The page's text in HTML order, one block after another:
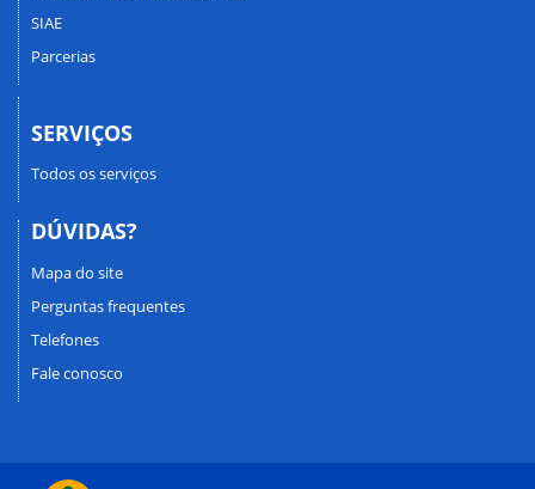
SIAE
Parcerias
SERVIÇOS
Todos os serviços
DÚVIDAS?
Mapa do site
Perguntas frequentes
Telefones
Fale conosco